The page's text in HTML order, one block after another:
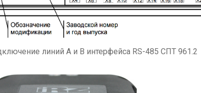
линий A и B интерфейса RS-485 СПТ 961.2